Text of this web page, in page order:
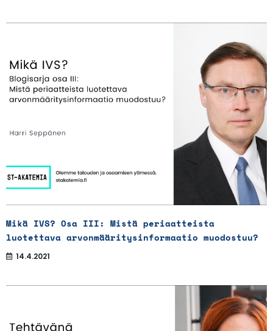
Mikä IVS? Osa III: Mistä periaatteista
luotettava arvonmääritysinformaatio muodostuu?
14.4.2021